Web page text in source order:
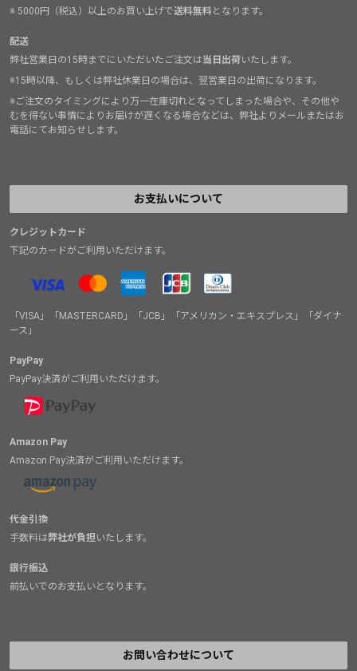
※ 5000円（税込）以上のお買い上げで送料無料となります。
配送
弊社営業日の15時までにいただいたご注文は当日出荷いたします。
※15時以降、もしくは弊社休業日の場合は、翌営業日の出荷になります。
※ご注文のタイミングにより万一在庫切れとなってしまった場合や、その他や
むを得ない事情によりお届けが遅くなる場合などは、弊社よりメールまたはお
電話にてお知らせします。
お支払いについて
クレジットカード
下記のカードがご利用いただけます。
「VISA」「MASTERCARD」「JCB」「アメリカン・エキスプレス」「ダイナ
ース」
PayPay
PayPay決済がご利用いただけます。
Amazon Pay
Amazon Pay決済がご利用いただけます。
代金引換
手数料は弊社が負担いたします。
銀行振込
前払いでのお支払いとなります。
お問い合わせについて